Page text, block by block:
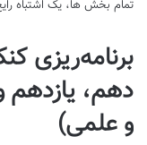
تمام بخش ها، یک اشتباه
برنامه‌ریزی
دهم،
و علمی)